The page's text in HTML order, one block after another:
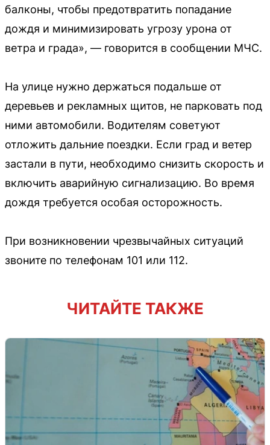
балконы, чтобы предотвратить попадание
дождя и минимизировать угрозу урона от
ветра и града», — говорится в сообщении МЧС.
На улице нужно держаться подальше от
деревьев и рекламных щитов, не парковать под
ними автомобили. Водителям советуют
отложить дальние поездки. Если град и ветер
застали в пути, необходимо снизить скорость и
включить аварийную сигнализацию. Во время
дождя требуется особая осторожность.
При возникновении чрезвычайных ситуаций
звоните по телефонам 101 или 112.
ЧИТАЙТЕ ТАКЖЕ